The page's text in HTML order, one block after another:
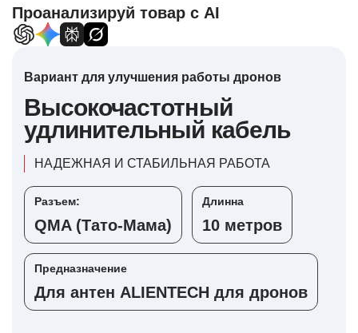
Проанализируй товар с AI
Вариант для улучшения работы дронов
Высокочастотный
удлинительный кабель
НАДЕЖНАЯ И СТАБИЛЬНАЯ РАБОТА
Разъем:
QMA (Тато-Мама)
Длинна
10 метров
Предназначение
Для антен ALIENTECH для дронов